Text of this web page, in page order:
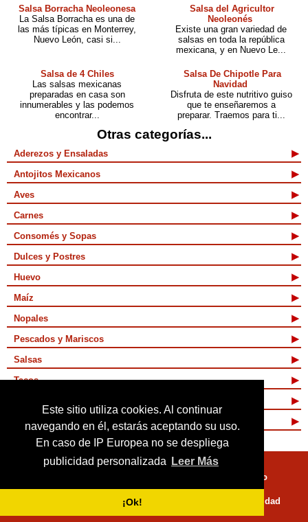
Este sitio utiliza cookies. Al continuar
navegando en él, estarás aceptando su uso.
En caso de IP Europea no se despliega
publicidad personalizada
Leer Más
¡Ok!
Salsa Borracha Neoleonesa
La Salsa Borracha es una de
las más típicas en Monterrey,
Nuevo León, casi si...
Salsa del Agricultor
Neoleonés
Existe una gran variedad de
salsas en toda la república
mexicana, y en Nuevo Le...
Salsa de 4 Chiles
Las salsas mexicanas
preparadas en casa son
innumerables y las podemos
encontrar...
Salsa De Chipotle Para
Navidad
Disfruta de este nutritivo guiso
que te enseñaremos a
preparar. Traemos para ti...
Otras categorías...
Aderezos y Ensaladas
Antojitos Mexicanos
Aves
Carnes
Consomés y Sopas
Dulces y Postres
Huevo
Maíz
Nopales
Pescados y Mariscos
Salsas
Tacos
Vegetarianas
Términos de Uso
Políticas de Privacidad